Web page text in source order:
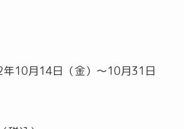
10月14日（金）〜10月31日